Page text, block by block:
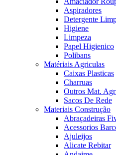
Aspiradores
Detergente
Higiene
Limpeza
Papel Higienico
Polibans
Matériais Agriculas
Caixas Plasticas
Charruas
Outros Mat.
Sacos De Rede
Materiais Construção
Abraçadeiras
Acessorios
Ajuleijos
Alicate Rebitar